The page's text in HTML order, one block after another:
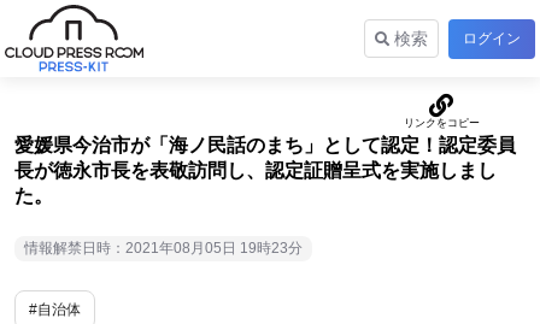
検索 ログイン
愛媛県今治市が「海ノ民話のまち」として認定！認定委員
長が徳永市長を表敬訪問し、認定証贈呈式を実施しまし
た。
情報解禁日時：2021年08月05日 19時23分
#自治体